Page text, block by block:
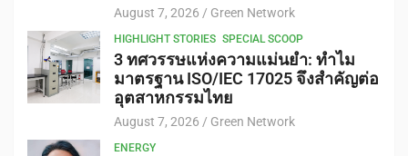
August 7, 2026 Green Network
HIGHLIGHT STORIES SPECIAL SCOOP
3 ทศวรรษแห่งความแม่นยำ: ทำไม
มาตรฐาน ISO/IEC 17025 จึงสำคัญต่อ
อุตสาหกรรมไทย
August 7, 2026 Green Network
ENERGY